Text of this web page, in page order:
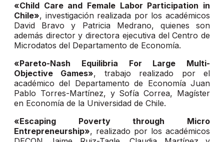
«Child Care and Female Labor Participation in
Chile», investigación realizada por los académicos
David Bravo y Patricia Medrano, quienes son
además director y directora ejecutiva del Centro de
Microdatos del Departamento de Economía.
«Pareto-Nash Equilibria For Large Multi-
Objective Games», trabajo realizado por el
académico del Departamento de Economía Juan
Pablo Torres-Martínez, y Sofía Correa, Magíster
en Economía de la Universidad de Chile.
«Escaping Poverty through Micro
Entrepreneurship», realizado por los académicos